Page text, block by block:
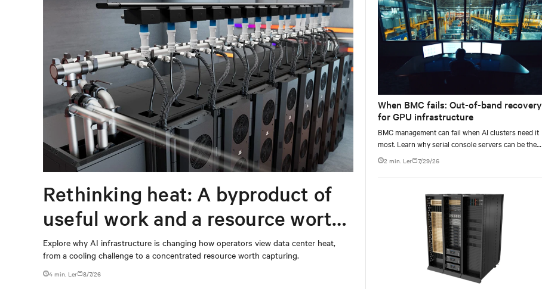
Rethinking heat: A byproduct of
useful work and a resource worth
capturing
Explore why AI infrastructure is changing how operators view data center heat,
from a cooling challenge to a concentrated resource worth capturing.
4 min. Ler 8/7/26
When BMC fails: Out-of-band recovery
for GPU infrastructure
BMC management can fail when AI clusters need it
most. Learn why serial console servers can be the
only reliable recovery path for GPU infrastructure at
2 min. Ler 7/29/26